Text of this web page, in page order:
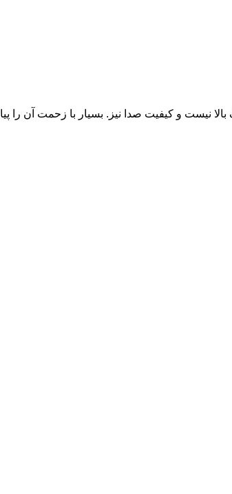
نیست و کیفیت صدا نیز. بسیار با زحمت آن را